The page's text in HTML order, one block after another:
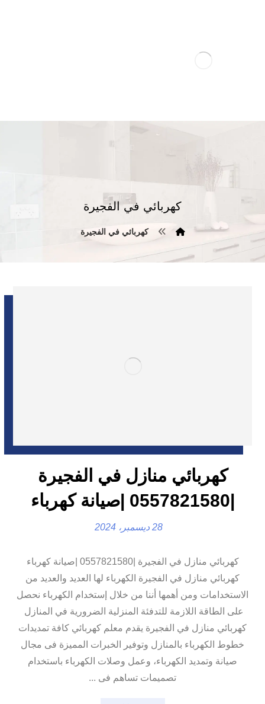
كهربائي في الفجيرة
كهربائي في الفجيرة
كهربائي منازل في الفجيرة
|0557821580 |صيانة كهرباء
28 ديسمبر، 2024
كهربائي منازل في الفجيرة |0557821580 |صيانة كهرباء
كهربائي منازل في الفجيرة الكهرباء لها العديد والعديد من
الاستخدامات ومن أهمها أننا من خلال إستخدام الكهرباء نحصل
على الطاقة اللازمة للتدفئة المنزلية الضرورية في المنازل
كهربائي منازل في الفجيرة يقدم معلم كهربائي كافة تمديدات
خطوط الكهرباء بالمنازل وتوفير الخبرات المميزة فى مجال
صيانة وتمديد الكهرباء، وعمل وصلات الكهرباء باستخدام
تصميمات تساهم فى ...